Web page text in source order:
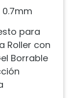
0.7mm
para
Roller con
Borrable